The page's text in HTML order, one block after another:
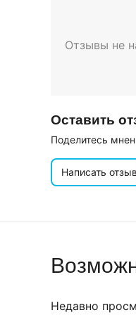
Отзывы не
Оставить
Поделитесь
Написать отзыв
Недавно